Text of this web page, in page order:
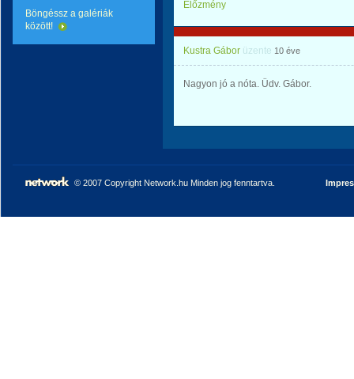
Böngéssz a galériák
között!
Előzmény
Kustra Gábor üzente 10 éve
Nagyon jó a nóta. Üdv. Gábor.
© 2007 Copyright Network.hu Minden jog fenntartva.